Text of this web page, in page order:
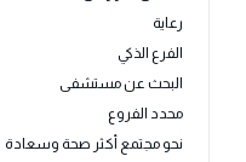
رعاية
الفرع الذكي
البحث عن مستشفى
محدد الفروع
نحو مجتمع أكثر صحة وسعادة